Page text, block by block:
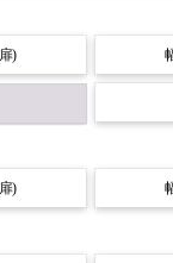
)
)